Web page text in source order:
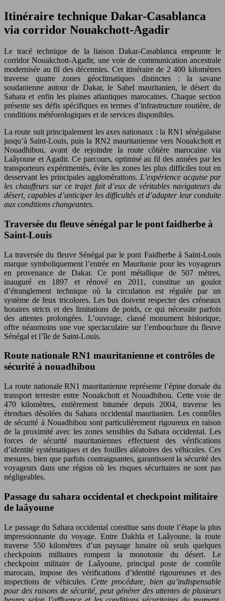
Itinéraire technique Dakar-Casablanca
via corridor Nouakchott-Agadir
Le tracé technique de la liaison Dakar-Casablanca emprunte le
corridor Nouakchott-Agadir, une voie de communication ancestrale
modernisée au fil des décennies. Cet itinéraire de 2 400 kilomètres
traverse quatre zones géoclimatiques distinctes : la savane
soudanienne autour de Dakar, le Sahel mauritanien, le désert du
Sahara et enfin les plaines atlantiques marocaines. Chaque section
présente ses défis spécifiques en termes d’infrastructure routière, de
conditions météorologiques et de services disponibles.
La route suit principalement les axes nationaux : la RN1 sénégalaise
jusqu’à Saint-Louis, puis la RN2 mauritanienne vers Nouakchott et
Nouadhibou, avant de rejoindre la route côtière marocaine via
Laâyoune et Agadir. Ce parcours, optimisé au fil des années par les
transporteurs expérimentés, évite les zones les plus difficiles tout en
desservant les principales agglomérations. L’expérience acquise par
les chauffeurs sur ce trajet fait d’eux de véritables navigateurs du
désert, capables d’anticiper les difficultés et d’adapter leur conduite
aux conditions changeantes.
Traversée du fleuve sénégal par le pont faidherbe à
Saint-Louis
La traversée du fleuve Sénégal par le pont Faidherbe à Saint-Louis
marque symboliquement l’entrée en Mauritanie pour les voyageurs
en provenance de Dakar. Ce pont métallique de 507 mètres,
inauguré en 1897 et rénové en 2011, constitue un goulot
d’étranglement technique où la circulation est régulée par un
système de feux tricolores. Les bus doivent respecter des créneaux
horaires stricts et des limitations de poids, ce qui nécessite parfois
des attentes prolongées. L’ouvrage, classé monument historique,
offre néanmoins une vue spectaculaire sur l’embouchure du fleuve
Sénégal et l’île de Saint-Louis.
Route nationale RN1 mauritanienne et contrôles de
sécurité à nouadhibou
La route nationale RN1 mauritanienne représente l’épine dorsale du
transport terrestre entre Nouakchott et Nouadhibou. Cette voie de
470 kilomètres, entièrement bitumée depuis 2004, traverse les
étendues désolées du Sahara occidental mauritanien. Les contrôles
de sécurité à Nouadhibou sont particulièrement rigoureux en raison
de la proximité avec les zones sensibles du Sahara occidental. Les
forces de sécurité mauritaniennes effectuent des vérifications
d’identité systématiques et des fouilles aléatoires des véhicules. Ces
mesures, bien que parfois contraignantes, garantissent la sécurité des
voyageurs dans une région où les risques sécuritaires ne sont pas
négligeables.
Passage du sahara occidental et checkpoint militaire
de laâyoune
Le passage du Sahara occidental constitue sans doute l’étape la plus
impressionnante du voyage. Entre Dakhla et Laâyoune, la route
traverse 550 kilomètres d’un paysage lunaire où seuls quelques
checkpoints militaires rompent la monotonie du désert. Le
checkpoint militaire de Laâyoune, principal poste de contrôle
marocain, impose des vérifications d’identité rigoureuses et des
inspections de véhicules. Cette procédure, bien qu’indispensable
pour des raisons de sécurité, peut générer des attentes de plusieurs